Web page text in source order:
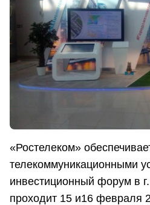
«Ростелеком»
телекоммуникационными
инвестиционный форум в
проходит 15 и16 февраля